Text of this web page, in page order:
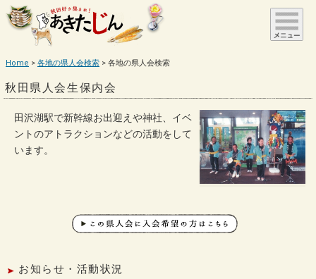
Home 各地の県人会検索 各地の県人会検索
秋田県人会生保内会
田沢湖駅で新幹線お出迎えや神社、イベ
ントのアトラクションなどの活動をして
います。
お知らせ・活動状況